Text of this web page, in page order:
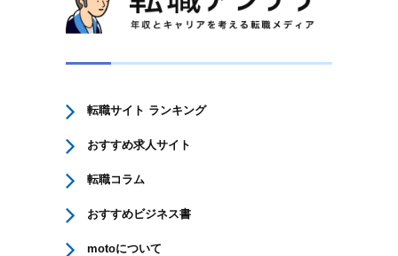
転職サイト ランキング
おすすめ求人サイト
転職コラム
おすすめビジネス書
motoについて